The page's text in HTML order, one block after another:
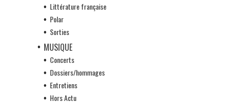
Littérature française
Polar
Sorties
MUSIQUE
Concerts
Dossiers/hommages
Entretiens
Hors Actu